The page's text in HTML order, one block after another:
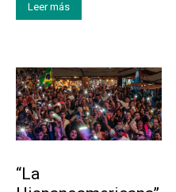
Leer más
“La